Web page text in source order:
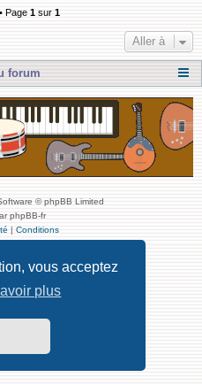
vous acceptez
plus
Page 1 sur 1
Aller à
forum
© phpBB Limited
phpBB-fr
Conditions